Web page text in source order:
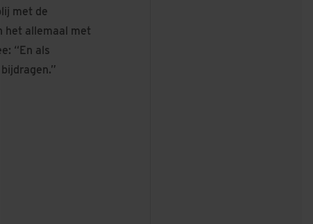
met de
het allemaal met
“En als